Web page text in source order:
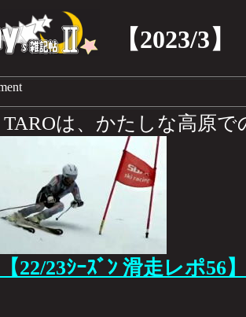
【2023/3】
TAROは、かたしな高原で
22/23ｼｰｽﾞﾝ 滑走レポ56】